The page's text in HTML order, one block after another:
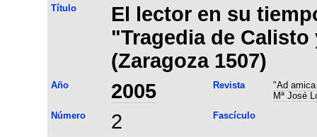
Título
El lector en su
"Tragedia de Calisto
(Zaragoza 1507)
Año 2005 Revista
"Ad
Mª José
Número
2 Fascículo